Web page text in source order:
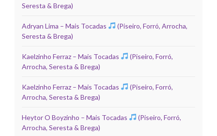
Seresta & Brega)
Adryan Lima – Mais Tocadas
(Piseiro, Forró, Arrocha,
Seresta & Brega)
Kaelzinho Ferraz – Mais Tocadas
(Piseiro, Forró,
Arrocha, Seresta & Brega)
Kaelzinho Ferraz – Mais Tocadas
(Piseiro, Forró,
Arrocha, Seresta & Brega)
Heytor O Boyzinho – Mais Tocadas
(Piseiro, Forró,
Arrocha, Seresta & Brega)